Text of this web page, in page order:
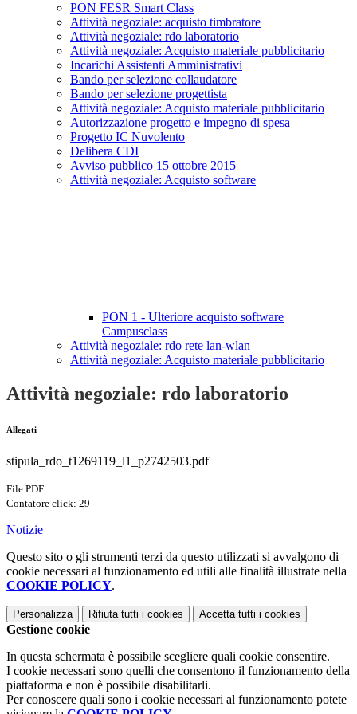
PON FESR Smart Class
Attività negoziale: acquisto timbratore
Attività negoziale: rdo laboratorio
Attività negoziale: Acquisto materiale pubblicitario
Incarichi Assistenti Amministrativi
Bando per selezione collaudatore
Bando per selezione progettista
Attività negoziale: Acquisto materiale pubblicitario
Autorizzazione progetto e impegno di spesa
Progetto IC Nuvolento
Delibera CDI
Avviso pubblico 15 ottobre 2015
Attività negoziale: Acquisto software
PON 1 - Ulteriore acquisto software
Campusclass
Attività negoziale: rdo rete lan-wlan
Attività negoziale: Acquisto materiale pubblicitario
Attività negoziale: rdo laboratorio
Allegati
stipula_rdo_t1269119_l1_p2742503.pdf
File PDF
Contatore click: 29
Notizie
Questo sito o gli strumenti terzi da questo utilizzati si avvalgono di
cookie necessari al funzionamento ed utili alle finalità illustrate nella
COOKIE POLICY.
Personalizza Rifiuta tutti i cookies Accetta tutti i cookies
Gestione cookie
In questa schermata è possibile scegliere quali cookie consentire.
I cookie necessari sono quelli che consentono il funzionamento della
piattaforma e non è possibile disabilitarli.
Per conoscere quali sono i cookie necessari al funzionamento potete